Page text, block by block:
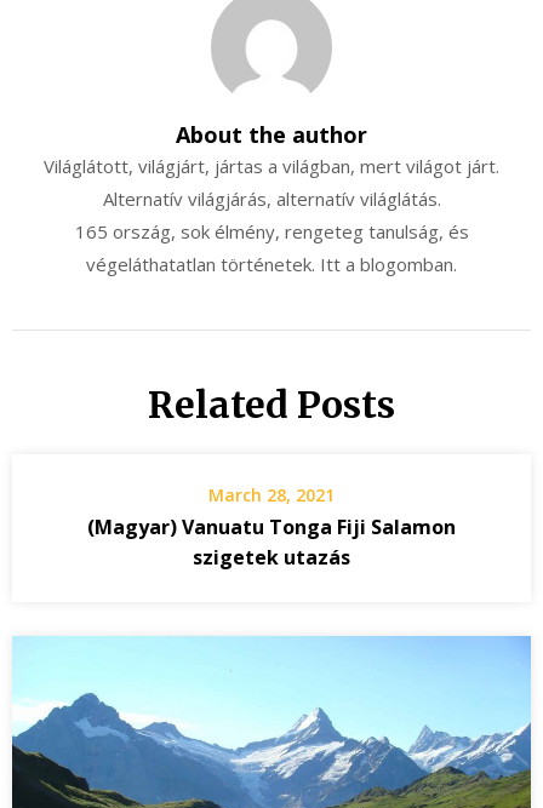
About the author
Világlátott, világjárt, jártas a világban, mert világot járt.
Alternatív világjárás, alternatív világlátás.
165 ország, sok élmény, rengeteg tanulság, és
végeláthatatlan történetek. Itt a blogomban.
Related Posts
March 28, 2021
(Magyar) Vanuatu Tonga Fiji Salamon
szigetek utazás